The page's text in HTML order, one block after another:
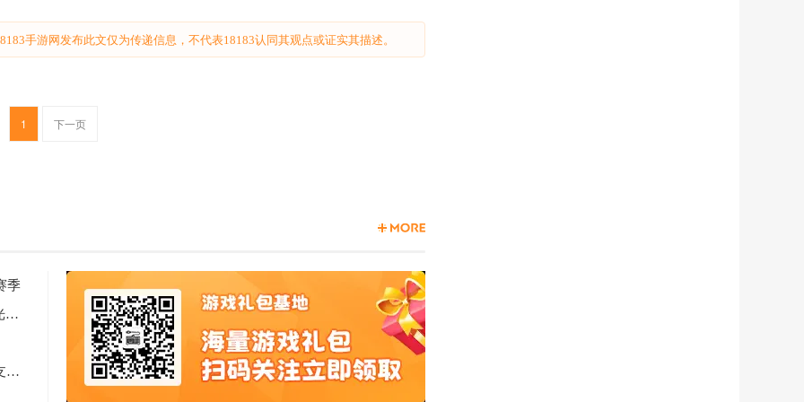
手游网发布此文仅为传递信息，不代表18183认同其观点或证实其描述。
1 下一页
季
2天见证新时代游戏研发的速度与潜能 —— TapTap聚光灯48小时GameJam开启报名
Computex 2025: RTX 5060上市，超125款游戏和应用支持DLSS 4